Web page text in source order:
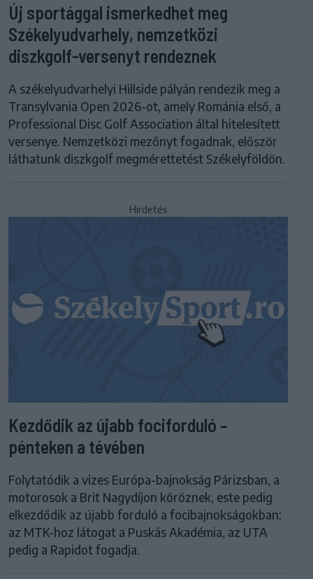
Új sportággal ismerkedhet meg
Székelyudvarhely, nemzetközi
diszkgolf-versenyt rendeznek
A székelyudvarhelyi Hillside pályán rendezik meg a
Transylvania Open 2026-ot, amely Románia első, a
Professional Disc Golf Association által hitelesített
versenye. Nemzetközi mezőnyt fogadnak, először
láthatunk diszkgolf megmérettetést Székelyföldön.
Hirdetés
Kezdődik az újabb fociforduló –
pénteken a tévében
Folytatódik a vizes Európa-bajnokság Párizsban, a
motorosok a Brit Nagydíjon köröznek, este pedig
elkezdődik az újabb forduló a focibajnokságokban:
az MTK-hoz látogat a Puskás Akadémia, az UTA
pedig a Rapidot fogadja.